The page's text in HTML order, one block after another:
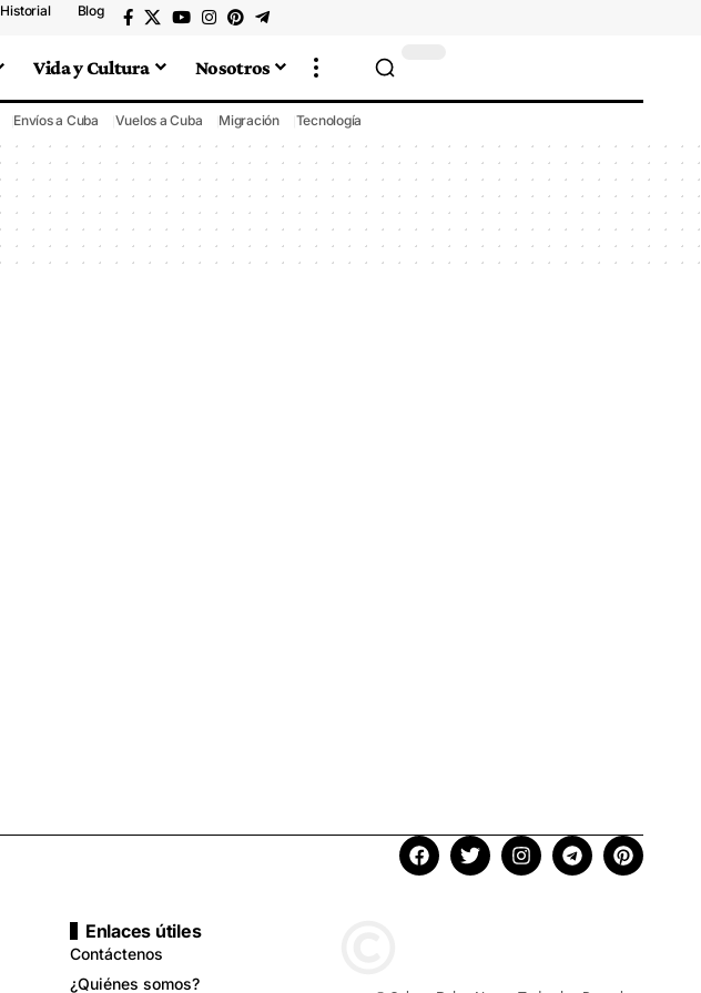
Historial Blog
Vida y Cultura Nosotros
Envíos a Cuba Vuelos a Cuba Migración Tecnología
Enlaces útiles
Contáctenos
¿Quiénes somos?